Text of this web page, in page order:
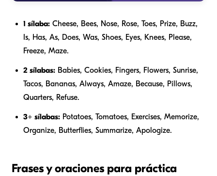
1 sílaba: Cheese, Bees, Nose, Rose, Toes, Prize, Buzz,
Is, Has, As, Does, Was, Shoes, Eyes, Knees, Please,
Freeze, Maze.
2 sílabas: Babies, Cookies, Fingers, Flowers, Sunrise,
Tacos, Bananas, Always, Amaze, Because, Pillows,
Quarters, Refuse.
3+ sílabas: Potatoes, Tomatoes, Exercises, Memorize,
Organize, Butterflies, Summarize, Apologize.
Frases y oraciones para práctica